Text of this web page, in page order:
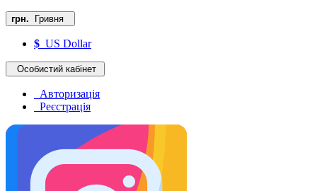
грн. Гривня
$ US Dollar
Особистий кабінет
Авторизація
Реєстрація